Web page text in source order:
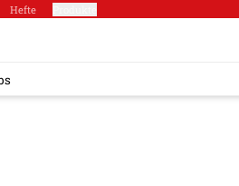
Hefte